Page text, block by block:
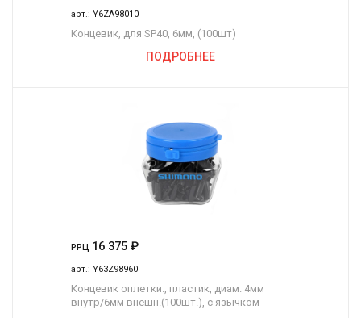
арт.: Y6ZA98010
Концевик, для SP40, 6мм, (100шт)
ПОДРОБНЕЕ
РРЦ 16 375 ₽
арт.: Y63Z98960
Концевик оплетки., пластик, диам. 4мм
внутр/6мм внешн.(100шт.), с язычком